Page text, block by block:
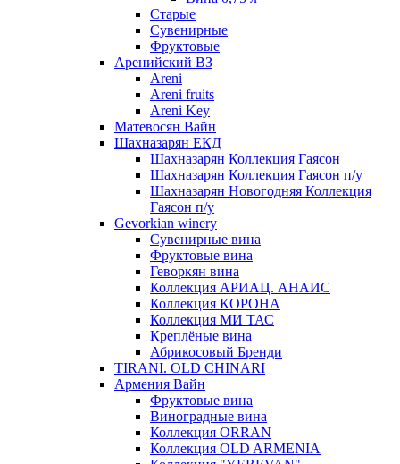
Старые
Сувенирные
Фруктовые
Аренийский ВЗ
Areni
Areni fruits
Areni Key
Матевосян Вайн
Шахназарян ЕКД
Шахназарян Коллекция Гаясон
Шахназарян Коллекция Гаясон п/у
Шахназарян Новогодняя Коллекция
Гаясон п/у
Gevorkian winery
Сувенирные вина
Фруктовые вина
Геворкян вина
Коллекция АРИАЦ. АНАИС
Коллекция КОРОНА
Коллекция МИ ТАС
Креплёные вина
Абрикосовый Бренди
TIRANI. OLD CHINARI
Армения Вайн
Фруктовые вина
Виноградные вина
Коллекция ORRAN
Коллекция OLD ARMENIA